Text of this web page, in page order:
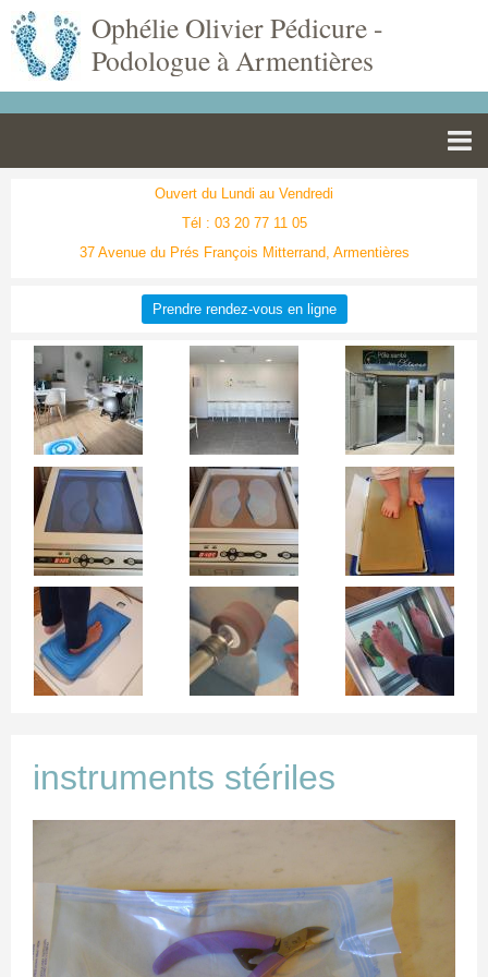
Ophélie Olivier Pédicure -
Podologue à Armentières
Podo-Pédiatrie
Orthoplastie
Diabétique
Articles
Album du cabinet
Plan d'accès
Contact
Ouvert du Lundi au Vendredi
Tél : 03 20 77 11 05
37 Avenue du Prés François Mitterrand, Armentières
Prendre rendez-vous en ligne
instruments stériles